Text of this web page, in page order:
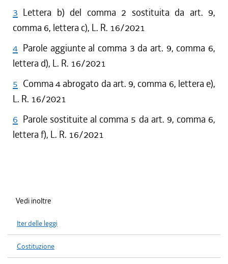
3 Lettera b) del comma 2 sostituita da art. 9,
comma 6, lettera c), L. R. 16/2021
4 Parole aggiunte al comma 3 da art. 9, comma 6,
lettera d), L. R. 16/2021
5 Comma 4 abrogato da art. 9, comma 6, lettera e),
L. R. 16/2021
6 Parole sostituite al comma 5 da art. 9, comma 6,
lettera f), L. R. 16/2021
Vedi inoltre
Iter delle leggi
Costituzione